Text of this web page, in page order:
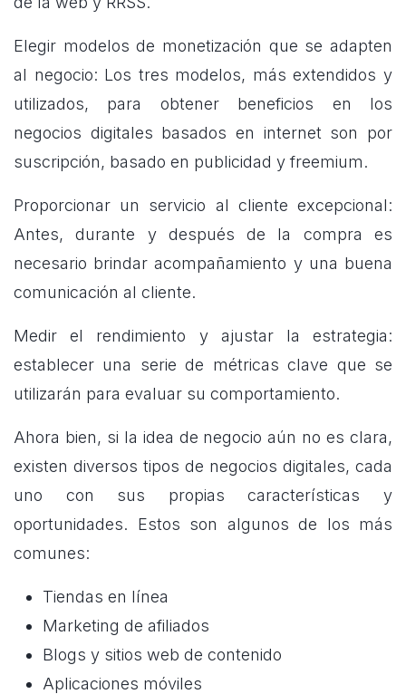
Elegir modelos de monetización que se adapten
al negocio: Los tres modelos, más extendidos y
utilizados, para obtener beneficios en los
negocios digitales basados en internet son por
suscripción, basado en publicidad y freemium.
Proporcionar un servicio al cliente excepcional:
Antes, durante y después de la compra es
necesario brindar acompañamiento y una buena
comunicación al cliente.
Medir el rendimiento y ajustar la estrategia:
establecer una serie de métricas clave que se
utilizarán para evaluar su comportamiento.
Ahora bien, si la idea de negocio aún no es clara,
existen diversos tipos de negocios digitales, cada
uno con sus propias características y
oportunidades. Estos son algunos de los más
comunes:
Tiendas en línea
Marketing de afiliados
Blogs y sitios web de contenido
Aplicaciones móviles